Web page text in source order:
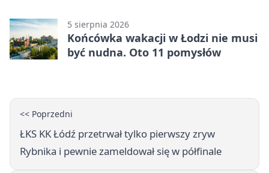
5 sierpnia 2026
Końcówka wakacji w Łodzi nie musi
być nudna. Oto 11 pomysłów
<< Poprzedni
ŁKS KK Łódź przetrwał tylko pierwszy zryw
Rybnika i pewnie zameldował się w półfinale